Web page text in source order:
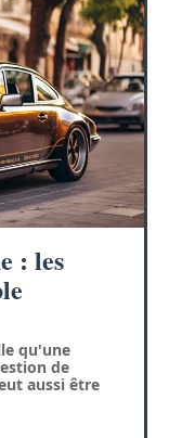
: les
qu'une
de
aussi être